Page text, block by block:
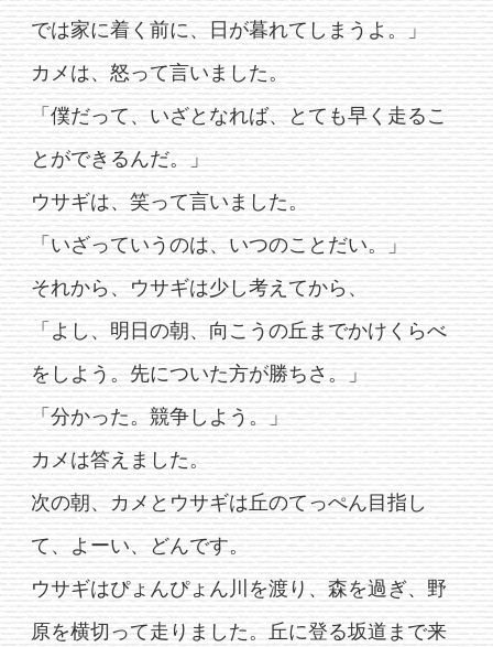
では家に着く前に、日が暮れてしまうよ。」
カメは、怒って言いました。
「僕だって、いざとなれば、とても早く走るこ
とができるんだ。」
ウサギは、笑って言いました。
「いざっていうのは、いつのことだい。」
それから、ウサギは少し考えてから、
「よし、明日の朝、向こうの丘までかけくらべ
をしよう。先についた方が勝ちさ。」
「分かった。競争しよう。」
カメは答えました。
次の朝、カメとウサギは丘のてっぺん目指し
て、よーい、どんです。
ウサギはぴょんぴょん川を渡り、森を過ぎ、野
原を横切って走りました。丘に登る坂道まで来